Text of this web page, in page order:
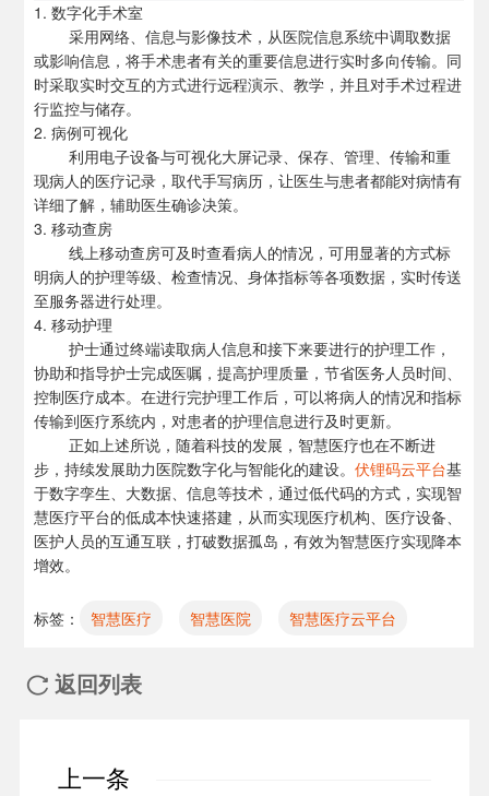
1. 数字化手术室
采用网络、信息与影像技术，从医院信息系统中调取数据
或影响信息，将手术患者有关的重要信息进行实时多向传输。同
时采取实时交互的方式进行远程演示、教学，并且对手术过程进
行监控与储存。
2. 病例可视化
利用电子设备与可视化大屏记录、保存、管理、传输和重
现病人的医疗记录，取代手写病历，让医生与患者都能对病情有
详细了解，辅助医生确诊决策。
3. 移动查房
线上移动查房可及时查看病人的情况，可用显著的方式标
明病人的护理等级、检查情况、身体指标等各项数据，实时传送
至服务器进行处理。
4. 移动护理
护士通过终端读取病人信息和接下来要进行的护理工作，
协助和指导护士完成医嘱，提高护理质量，节省医务人员时间、
控制医疗成本。在进行完护理工作后，可以将病人的情况和指标
传输到医疗系统内，对患者的护理信息进行及时更新。
正如上述所说，随着科技的发展， 智慧医疗也在不断进
步，持续发展助力医院数字化与智能化的建设。 伏锂码云平台基
于数字孪生、大数据、信息等技术，通过低代码的方式，实现智
慧医疗平台的低成本快速搭建，从而实现医疗机构、医疗设备、
医护人员的互通互联，打破数据孤岛，有效为智慧医疗实现降本
增效。
标签： 智慧医疗 智慧医院 智慧医疗云平台
 返回列表
上一条